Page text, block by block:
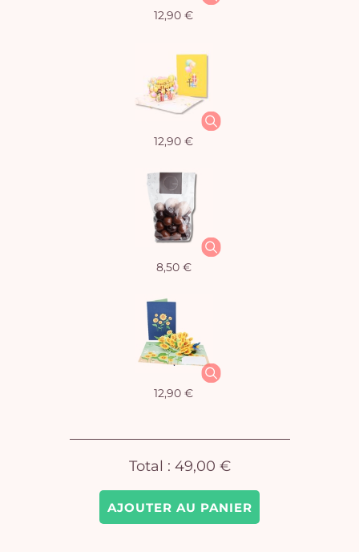
AJOUTER AU PANIER
12,90 €
12,90 €
8,50 €
12,90 €
Total : 49,00 €